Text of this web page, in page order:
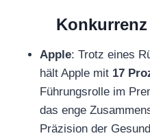
Apple: Trotz eines
hält Apple mit 17
Führungsrolle im
das enge
Präzision der